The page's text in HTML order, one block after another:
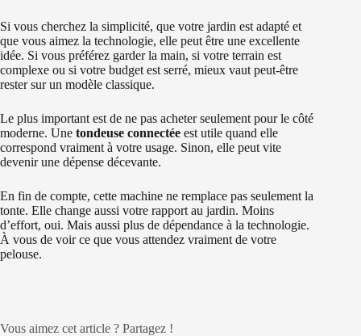
Si vous cherchez la simplicité, que votre jardin est adapté et
que vous aimez la technologie, elle peut être une excellente
idée. Si vous préférez garder la main, si votre terrain est
complexe ou si votre budget est serré, mieux vaut peut-être
rester sur un modèle classique.
Le plus important est de ne pas acheter seulement pour le côté
moderne. Une tondeuse connectée est utile quand elle
correspond vraiment à votre usage. Sinon, elle peut vite
devenir une dépense décevante.
En fin de compte, cette machine ne remplace pas seulement la
tonte. Elle change aussi votre rapport au jardin. Moins
d’effort, oui. Mais aussi plus de dépendance à la technologie.
À vous de voir ce que vous attendez vraiment de votre
pelouse.
Vous aimez cet article ? Partagez !